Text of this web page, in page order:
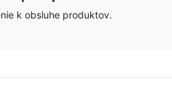
k obsluhe produktov.